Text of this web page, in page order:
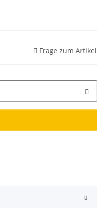
Frage zum Artikel